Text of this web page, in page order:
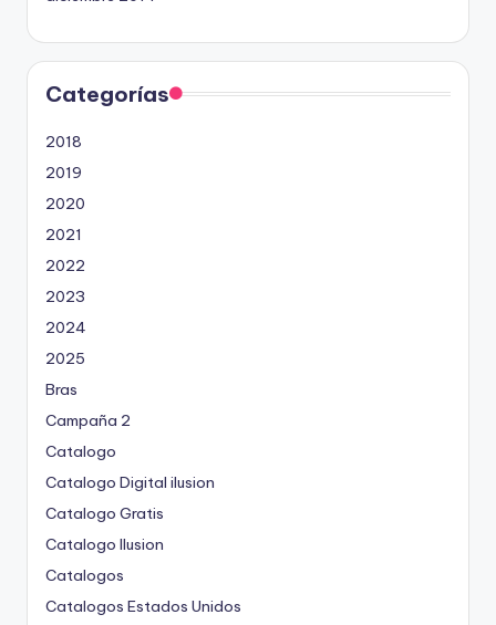
Categorías
2018
2019
2020
2021
2022
2023
2024
2025
Bras
Campaña 2
Catalogo
Catalogo Digital ilusion
Catalogo Gratis
Catalogo Ilusion
Catalogos
Catalogos Estados Unidos